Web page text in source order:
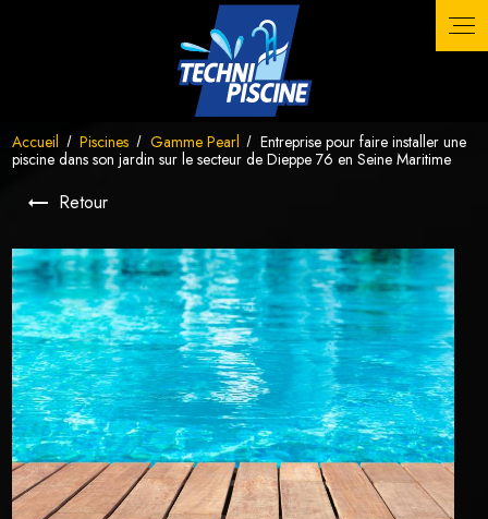
Accueil Piscines Gamme Pearl
Entreprise pour faire installer une
piscine dans son jardin sur le secteur de Dieppe 76 en Seine Maritime
Retour
Panneau de gestion des cookies